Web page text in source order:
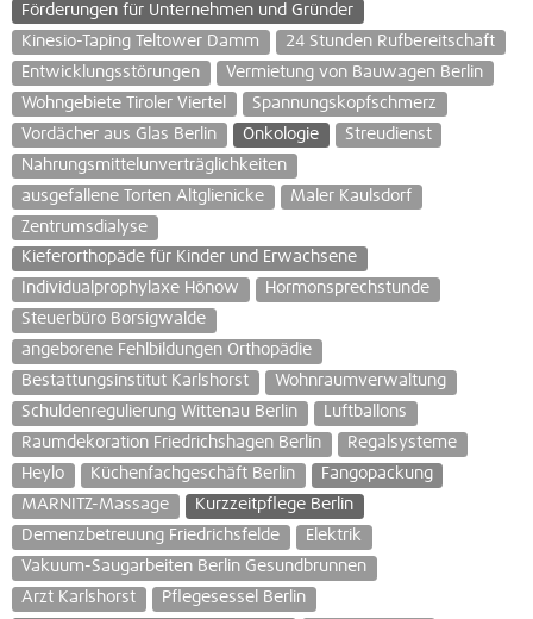
Förderungen für Unternehmen und Gründer
Kinesio-Taping Teltower Damm
24 Stunden Rufbereitschaft
Entwicklungsstörungen
Vermietung von Bauwagen Berlin
Wohngebiete Tiroler Viertel
Spannungskopfschmerz
Vordächer aus Glas Berlin
Onkologie
Streudienst
Nahrungsmittelunverträglichkeiten
ausgefallene Torten Altglienicke
Maler Kaulsdorf
Zentrumsdialyse
Kieferorthopäde für Kinder und Erwachsene
Individualprophylaxe Hönow
Hormonsprechstunde
Steuerbüro Borsigwalde
angeborene Fehlbildungen Orthopädie
Bestattungsinstitut Karlshorst
Wohnraumverwaltung
Schuldenregulierung Wittenau Berlin
Luftballons
Raumdekoration Friedrichshagen Berlin
Regalsysteme
Heylo
Küchenfachgeschäft Berlin
Fangopackung
MARNITZ-Massage
Kurzzeitpflege Berlin
Demenzbetreuung Friedrichsfelde
Elektrik
Vakuum-Saugarbeiten Berlin Gesundbrunnen
Arzt Karlshorst
Pflegesessel Berlin